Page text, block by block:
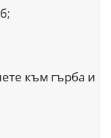
към гърба и